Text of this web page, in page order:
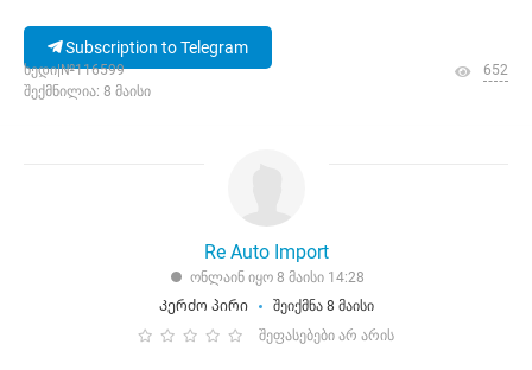
Subscription to Telegram
ხედი|№116599
შექმნილია: 8 მაისი
652
Re Auto Import
ონლაინ იყო 8 მაისი 14:28
Კერძო პირი
შეიქმნა 8 მაისი
შეფასებები არ არის